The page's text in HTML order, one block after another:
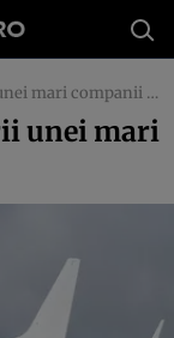
companii aeriene
unei mari